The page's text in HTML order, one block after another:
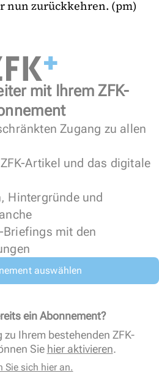
nun zurückkehren. (pm)
mit Ihrem ZFK-
Zugang zu allen
Artikel und das digitale
Hintergründe und
mit den
auswählen
ein Abonnement?
Ihrem bestehenden ZFK-
Sie hier aktivieren.
Sie sich hier an.